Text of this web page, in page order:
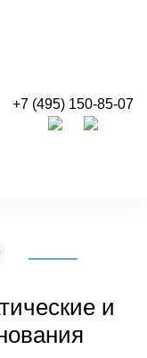
+7 (495) 150-85-07
и